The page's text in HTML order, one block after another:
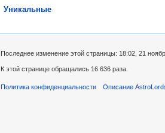
Уникальные
Последнее изменение этой страницы: 18:02, 21
К этой странице обращались 16 636 раза.
Политика конфиденциальности Описание